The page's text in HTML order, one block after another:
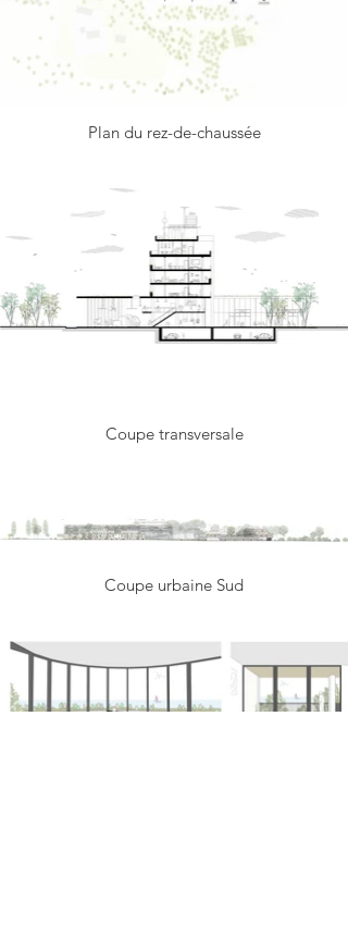
Plan du rez-de-chaussée
Coupe transversale
Coupe urbaine Sud